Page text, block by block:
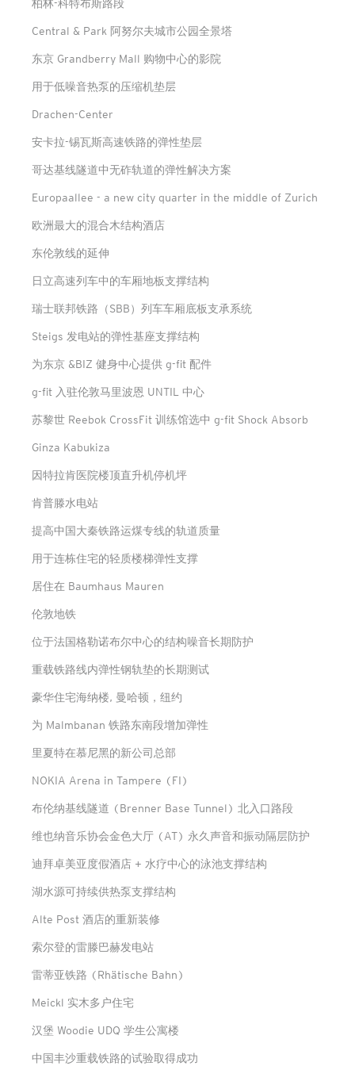
柏林-科特布斯路段
Central & Park 阿努尔夫城市公园全景塔
东京 Grandberry Mall 购物中心的影院
用于低噪音热泵的压缩机垫层
Drachen-Center
安卡拉-锡瓦斯高速铁路的弹性垫层
哥达基线隧道中无砟轨道的弹性解决方案
Europaallee - a new city quarter in the middle of Zurich
欧洲最大的混合木结构酒店
东伦敦线的延伸
日立高速列车中的车厢地板支撑结构
瑞士联邦铁路（SBB）列车车厢底板支承系统
Steigs 发电站的弹性基座支撑结构
为东京 &BIZ 健身中心提供 g-fit 配件
g-fit 入驻伦敦马里波恩 UNTIL 中心
苏黎世 Reebok CrossFit 训练馆选中 g-fit Shock Absorb
Ginza Kabukiza
因特拉肯医院楼顶直升机停机坪
肯普滕水电站
提高中国大秦铁路运煤专线的轨道质量
用于连栋住宅的轻质楼梯弹性支撑
居住在 Baumhaus Mauren
伦敦地铁
位于法国格勒诺布尔中心的结构噪音长期防护
重载铁路线内弹性钢轨垫的长期测试
豪华住宅海纳楼, 曼哈顿，纽约
为 Malmbanan 铁路东南段增加弹性
里夏特在慕尼黑的新公司总部
NOKIA Arena in Tampere (FI)
布伦纳基线隧道 (Brenner Base Tunnel) 北入口路段
维也纳音乐协会金色大厅 (AT) 永久声音和振动隔层防护
迪拜卓美亚度假酒店 + 水疗中心的泳池支撑结构
湖水源可持续供热泵支撑结构
Alte Post 酒店的重新装修
索尔登的雷滕巴赫发电站
雷蒂亚铁路 (Rhätische Bahn)
Meickl 实木多户住宅
汉堡 Woodie UDQ 学生公寓楼
中国丰沙重载铁路的试验取得成功